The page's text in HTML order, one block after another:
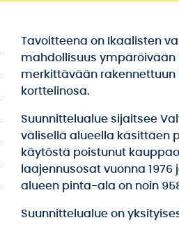
Tavoitteena on Ikaalisten
mahdollisuus
merkittävään
korttelinosa.
Suunnittelualue sijaitsee
välisellä alueella käsittäen
käytöstä poistunut
laajennusosat vuonna 1976
alueen pinta-ala on noin
Suunnittelualue on